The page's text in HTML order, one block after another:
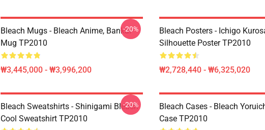
Bleach Mugs - Bleach Anime, Bankai
Mug TP2010
₩3,445,000 - ₩3,996,200
-20%
Bleach Posters - Ichigo
Silhouette Poster TP2010
₩2,728,440 - ₩6,325,020
Bleach Sweatshirts - Shinigami Bleach
Cool Sweatshirt TP2010
-20%
Bleach Cases - Bleach
Case TP2010